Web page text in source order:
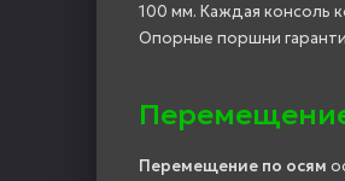
100 мм. Каждая консоль
Опорные поршни
Перемещение по осям